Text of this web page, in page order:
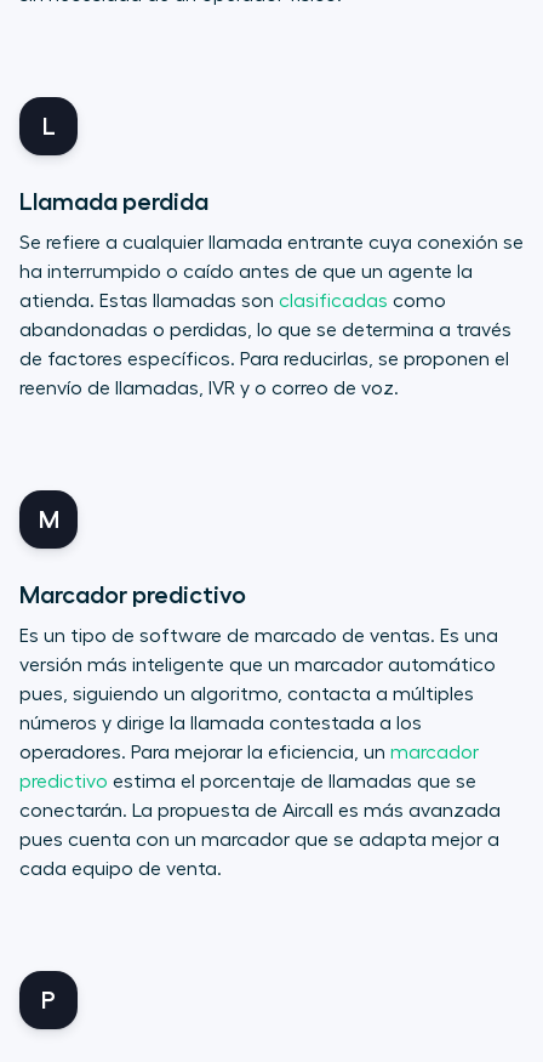
L
Llamada perdida
Se refiere a cualquier llamada entrante cuya conexión se
ha interrumpido o caído antes de que un agente la
atienda. Estas llamadas son clasificadas como
abandonadas o perdidas, lo que se determina a través
de factores específicos. Para reducirlas, se proponen el
reenvío de llamadas, IVR y o correo de voz.
M
Marcador predictivo
Es un tipo de software de marcado de ventas. Es una
versión más inteligente que un marcador automático
pues, siguiendo un algoritmo, contacta a múltiples
números y dirige la llamada contestada a los
operadores. Para mejorar la eficiencia, un marcador
predictivo estima el porcentaje de llamadas que se
conectarán. La propuesta de Aircall es más avanzada
pues cuenta con un marcador que se adapta mejor a
cada equipo de venta.
P